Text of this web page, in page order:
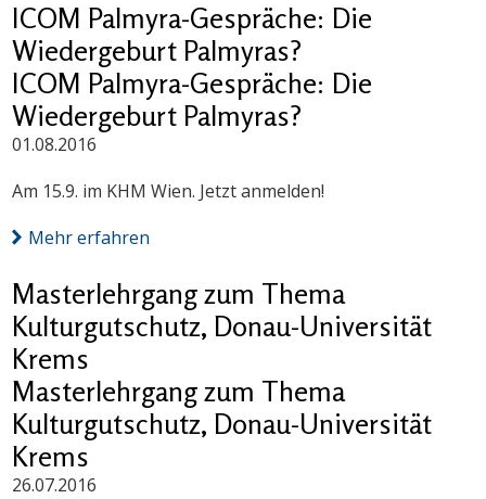
ICOM Palmyra-Gespräche: Die
Wiedergeburt Palmyras?
ICOM Palmyra-Gespräche: Die
Wiedergeburt Palmyras?
01.08.2016
Am 15.9. im KHM Wien. Jetzt anmelden!
Mehr erfahren
Masterlehrgang zum Thema
Kulturgutschutz, Donau-Universität
Krems
Masterlehrgang zum Thema
Kulturgutschutz, Donau-Universität
Krems
26.07.2016